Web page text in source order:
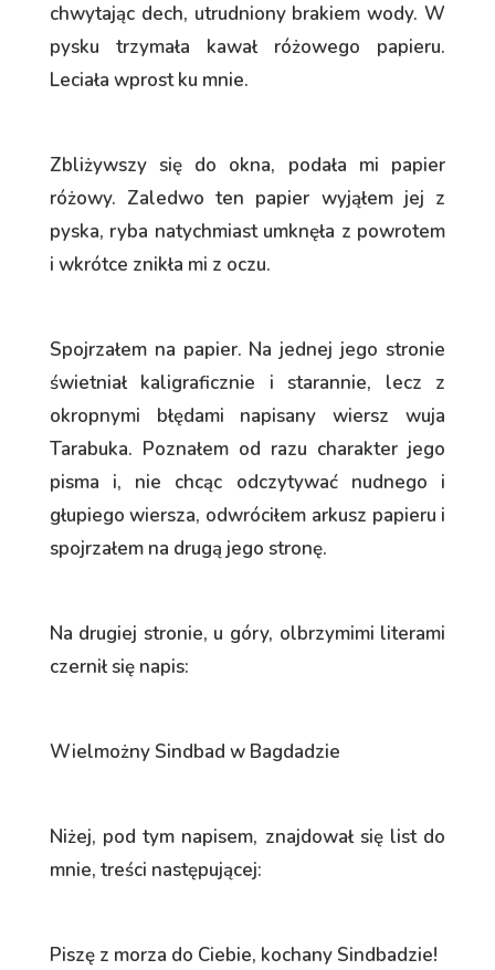
chwytając dech, utrudniony brakiem wody. W
pysku trzymała kawał różowego papieru.
Leciała wprost ku mnie.
Zbliżywszy się do okna, podała mi papier
różowy. Zaledwo ten papier wyjąłem jej z
pyska, ryba natychmiast umknęła z powrotem
i wkrótce znikła mi z oczu.
Spojrzałem na papier. Na jednej jego stronie
świetniał kaligraficznie i starannie, lecz z
okropnymi błędami napisany wiersz wuja
Tarabuka. Poznałem od razu charakter jego
pisma i, nie chcąc odczytywać nudnego i
głupiego wiersza, odwróciłem arkusz papieru i
spojrzałem na drugą jego stronę.
Na drugiej stronie, u góry, olbrzymimi literami
czernił się napis:
Wielmożny Sindbad w Bagdadzie
Niżej, pod tym napisem, znajdował się list do
mnie, treści następującej:
Piszę z morza do Ciebie, kochany Sindbadzie!